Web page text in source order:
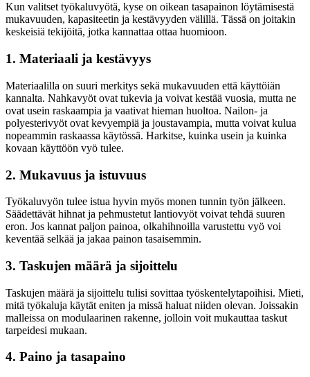
Kun valitset työkaluvyötä, kyse on oikean tasapainon löytämisestä
mukavuuden, kapasiteetin ja kestävyyden välillä. Tässä on joitakin
keskeisiä tekijöitä, jotka kannattaa ottaa huomioon.
1. Materiaali ja kestävyys
Materiaalilla on suuri merkitys sekä mukavuuden että käyttöiän
kannalta. Nahkavyöt ovat tukevia ja voivat kestää vuosia, mutta ne
ovat usein raskaampia ja vaativat hieman huoltoa. Nailon- ja
polyesterivyöt ovat kevyempiä ja joustavampia, mutta voivat kulua
nopeammin raskaassa käytössä. Harkitse, kuinka usein ja kuinka
kovaan käyttöön vyö tulee.
2. Mukavuus ja istuvuus
Työkaluvyön tulee istua hyvin myös monen tunnin työn jälkeen.
Säädettävät hihnat ja pehmustetut lantiovyöt voivat tehdä suuren
eron. Jos kannat paljon painoa, olkahihnoilla varustettu vyö voi
keventää selkää ja jakaa painon tasaisemmin.
3. Taskujen määrä ja sijoittelu
Taskujen määrä ja sijoittelu tulisi sovittaa työskentelytapoihisi. Mieti,
mitä työkaluja käytät eniten ja missä haluat niiden olevan. Joissakin
malleissa on modulaarinen rakenne, jolloin voit mukauttaa taskut
tarpeidesi mukaan.
4. Paino ja tasapaino